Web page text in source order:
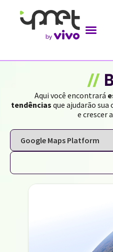
//
Aqui você encontrará
tendências que ajudarão
e crescer